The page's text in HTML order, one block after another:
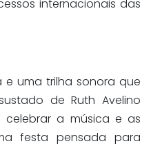
internacionais das
uma trilha sonora que
de Ruth Avelino
a música e as
festa pensada para